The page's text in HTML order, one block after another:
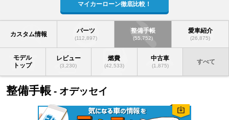
マイカーローン徹底比較！
カスタム情報 パーツ
(112,897)
整備手帳
(55,752)
愛車紹介
(26,875)
モデル
トップ
レビュー
(3,230)
燃費
(42,533)
中古車
(1,875)
すべて
整備手帳 - オデッセイ